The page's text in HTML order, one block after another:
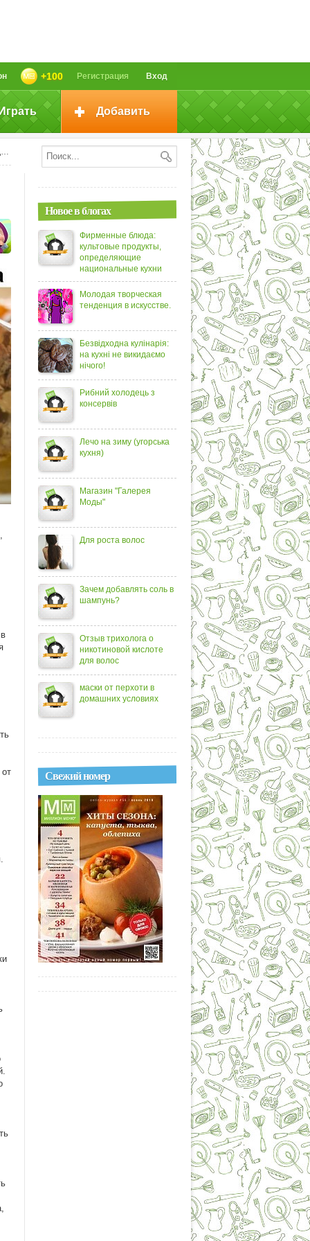
Вход
Регистрация
+100
Добавить
Новое в блогах
Фирменные блюда:
культовые продукты,
определяющие
национальные кухни
Молодая творческая
тенденция в искусстве.
Безвідходна кулінарія:
на кухні не викидаємо
нічого!
Рибний холодець з
консервів
Лечо на зиму (угорська
кухня)
Магазин "Галерея
Моды"
Для роста волос
Зачем добавлять соль в
шампунь?
Отзыв трихолога о
никотиновой кислоте
для волос
маски от перхоти в
домашних условиях
Свежий номер